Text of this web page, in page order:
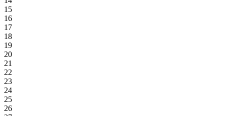
15
16
17
18
19
20
21
22
23
24
25
26